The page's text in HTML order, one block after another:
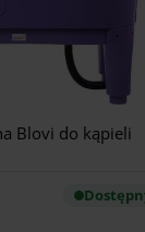
Blovi do kąpieli